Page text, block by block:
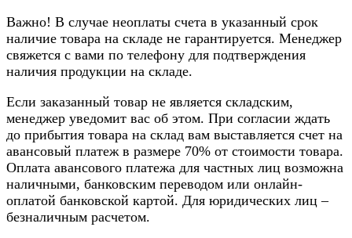
Важно! В случае неоплаты счета в указанный срок
наличие товара на складе не гарантируется. Менеджер
свяжется с вами по телефону для подтверждения
наличия продукции на складе.
Если заказанный товар не является складским,
менеджер уведомит вас об этом. При согласии ждать
до прибытия товара на склад вам выставляется счет на
авансовый платеж в размере 70% от стоимости товара.
Оплата авансового платежа для частных лиц возможна
наличными, банковским переводом или онлайн-
оплатой банковской картой. Для юридических лиц –
безналичным расчетом.